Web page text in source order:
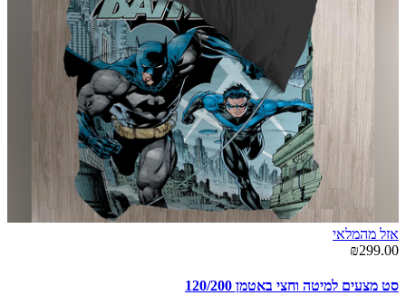
אזל מהמלאי
₪299.00
סט מצעים למיטה וחצי באטמן 120/200